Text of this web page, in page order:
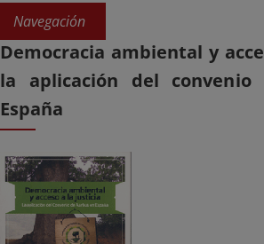
Navegación
Democracia ambiental y
la aplicación del
España